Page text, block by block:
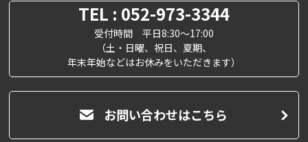
TEL : 052-973-3344
受付時間 平日8:30～17:00
（土・日曜、祝日、夏期、
年末年始などはお休みをいただきます）
お問い合わせはこちら